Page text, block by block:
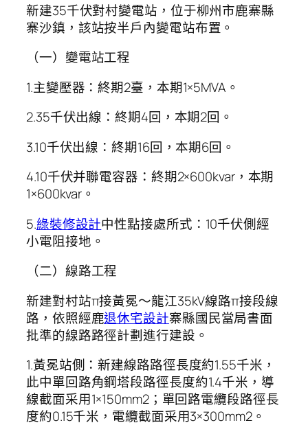
新建35千伏對村變電站，位于柳州市鹿寨縣
寨沙鎮，該站按半戶內變電站布置。
（一）變電站工程
1.主變壓器：終期2臺，本期1×5MVA。
2.35千伏出線：終期4回，本期2回。
3.10千伏出線：終期16回，本期6回。
4.10千伏并聯電容器：終期2×600kvar，本期
1×600kvar。
5.綠裝修設計中性點接處所式：10千伏側經
小電阻接地。
（二）線路工程
新建對村站π接黃冕～龍江35kV線路π接段線
路，依照經鹿退休宅設計寨縣國民當局書面
批準的線路路徑計劃進行建設。
1.黃冕站側：新建線路路徑長度約1.55千米，
此中單回路角鋼塔段路徑長度約1.4千米，導
線截面采用1×150mm2；單回路電纜段路徑長
度約0.15千米，電纜截面采用3×300mm2。